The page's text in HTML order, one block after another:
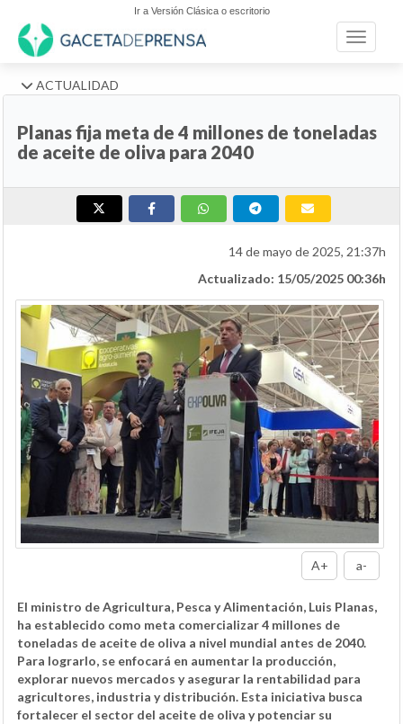
Ir a Versión Clásica o escritorio
Toggle
ACTUALIDAD
Planas fija meta de 4 millones de toneladas
de aceite de oliva para 2040
14 de mayo de 2025, 21:37h
Actualizado: 15/05/2025 00:36h
A+ a-
El ministro de Agricultura, Pesca y Alimentación, Luis Planas,
ha establecido como meta comercializar 4 millones de
toneladas de aceite de oliva a nivel mundial antes de 2040.
Para lograrlo, se enfocará en aumentar la producción,
explorar nuevos mercados y asegurar la rentabilidad para
agricultores, industria y distribución. Esta iniciativa busca
fortalecer el sector del aceite de oliva y potenciar su